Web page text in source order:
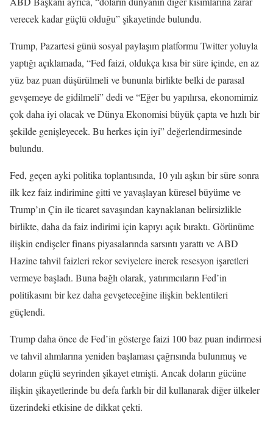
verecek kadar güçlü olduğu” şikayetinde bulundu.
Trump, Pazartesi günü sosyal paylaşım platformu Twitter yoluyla
yaptığı açıklamada, “Fed faizi, oldukça kısa bir süre içinde, en az
yüz baz puan düşürülmeli ve bununla birlikte belki de parasal
gevşemeye de gidilmeli” dedi ve “Eğer bu yapılırsa, ekonomimiz
çok daha iyi olacak ve Dünya Ekonomisi büyük çapta ve hızlı bir
şekilde genişleyecek. Bu herkes için iyi” değerlendirmesinde
bulundu.
Fed, geçen ayki politika toplantısında, 10 yılı aşkın bir süre sonra
ilk kez faiz indirimine gitti ve yavaşlayan küresel büyüme ve
Trump’ın Çin ile ticaret savaşından kaynaklanan belirsizlikle
birlikte, daha da faiz indirimi için kapıyı açık bıraktı. Görünüme
ilişkin endişeler finans piyasalarında sarsıntı yarattı ve ABD
Hazine tahvil faizleri rekor seviyelere inerek resesyon işaretleri
vermeye başladı. Buna bağlı olarak, yatırımcıların Fed’in
politikasını bir kez daha gevşeteceğine ilişkin beklentileri
güçlendi.
Trump daha önce de Fed’in gösterge faizi 100 baz puan indirmesi
ve tahvil alımlarına yeniden başlaması çağrısında bulunmuş ve
doların güçlü seyrinden şikayet etmişti. Ancak doların gücüne
ilişkin şikayetlerinde bu defa farklı bir dil kullanarak diğer ülkeler
üzerindeki etkisine de dikkat çekti.